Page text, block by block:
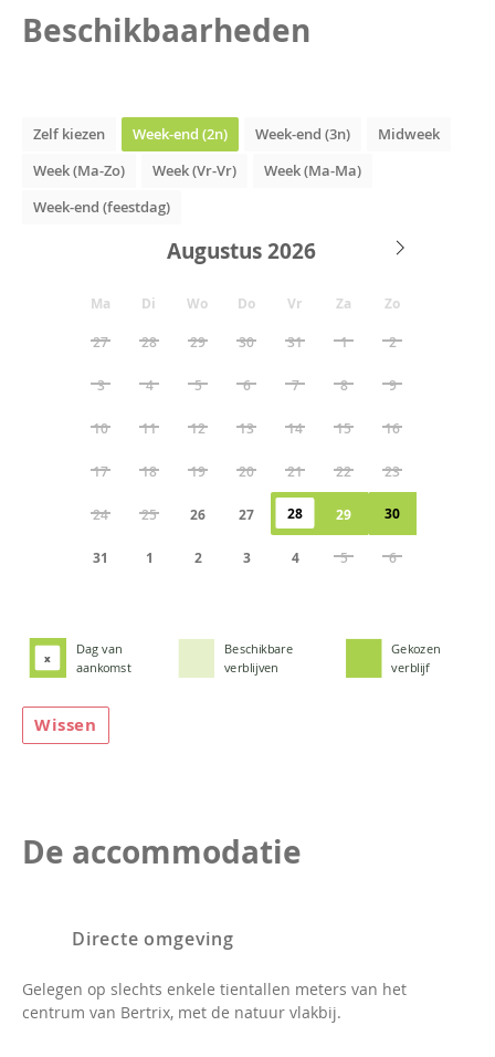
Beschikbaarheden
Zelf kiezen Week-end (2n) Week-end (3n)
Midweek
Week (Ma-Zo)
Week (Vr-Vr)
Week (Ma-Ma)
Week-end (feestdag)
Augustus
Ma Di Wo Do Vr Za Zo
27 28 29 30 31 1 2
3 4 5 6 7 8 9
10 11 12 13 14 15 16
17 18 19 20 21 22 23
24 25 26 27 28 29 30
31 1 2 3 4 5 6
x
Dag van
aankomst
Beschikbare
verblijven
Gekozen
verblijf
Wissen
De accommodatie
Directe omgeving
Gelegen op slechts enkele tientallen meters van het
centrum van Bertrix, met de natuur vlakbij.